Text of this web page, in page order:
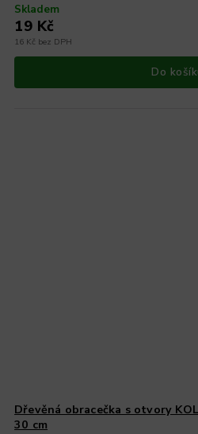
Skladem
16 Kč bez DPH
19 Kč
Do
Dřevěná obracečka s otvory
30 cm